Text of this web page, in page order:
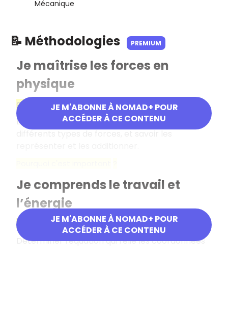
Mécanique
📝 Méthodologies PREMIUM
JE M'ABONNE À NOMAD+ POUR
ACCÉDER À CE CONTENU
Je maîtrise les forces en
physique
Objectif
Définir ce qu'est une force, connaître les
JE M'ABONNE À NOMAD+ POUR
ACCÉDER À CE CONTENU
Je comprends le travail et
l’énergie
Objectif
Déterminer l'équation qui relie les coordonnées